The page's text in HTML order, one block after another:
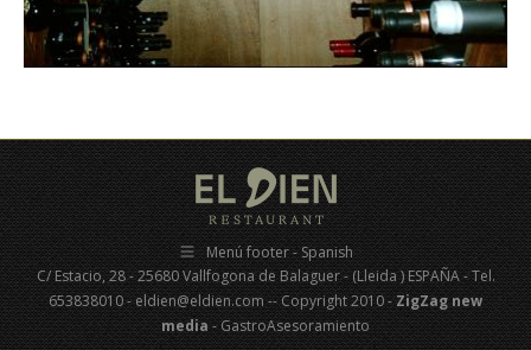
Menú footer - Spanish
C/ Estacio, 28 - 25680 Vallfogona de Balaguer - (Lleida ) ESPAÑA - Tel.
653838010 - eldien@eldien.com -- Copyright 2010 -ZigZag new
media- GastroAsesoramiento